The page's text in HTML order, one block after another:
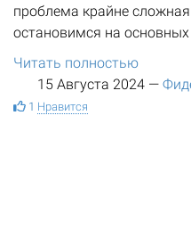
проблема крайне
остановимся на
Читать полностью
15 Августа 2024 —
1 Нравится